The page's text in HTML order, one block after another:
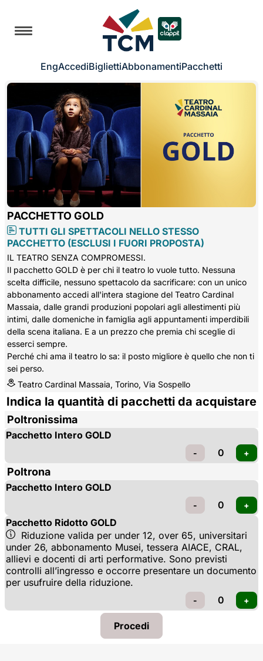
EngAccediBigliettiAbbonamentiPacchetti
PACCHETTO GOLD
TUTTI GLI SPETTACOLI NELLO STESSO
PACCHETTO (ESCLUSI I FUORI PROPOSTA)
IL TEATRO SENZA COMPROMESSI.
Il pacchetto GOLD è per chi il teatro lo vuole tutto. Nessuna
scelta difficile, nessuno spettacolo da sacrificare: con un unico
abbonamento accedi all'intera stagione del Teatro Cardinal
Massaia, dalle grandi produzioni popolari agli allestimenti più
intimi, dalle domeniche in famiglia agli appuntamenti imperdibili
della scena italiana. E a un prezzo che premia chi sceglie di
esserci sempre.
Perché chi ama il teatro lo sa: il posto migliore è quello che non ti
sei perso.
Teatro Cardinal Massaia, Torino, Via Sospello
Indica la quantità di pacchetti da acquistare
Poltronissima
Pacchetto Intero GOLD
Poltrona
Pacchetto Intero GOLD
Pacchetto Ridotto GOLD
Riduzione valida per under 12, over 65, universitari
under 26, abbonamento Musei, tessera AIACE, CRAL,
allievi e docenti di arti performative. Sono previsti
controlli all’ingresso e occorre presentare un documento
per usufruire della riduzione.